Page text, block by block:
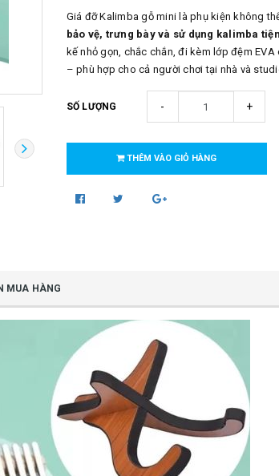
Giá đỡ Kalimba gỗ mini là phụ kiện không
bảo vệ, trưng bày và sử dụng kalimba
kế nhỏ gọn, chắc chắn, đi kèm lớp đệm
– phù hợp cho cả người chơi tại nhà và
SỐ LƯỢNG - +
THÊM VÀO GIỎ HÀNG
MUA HÀNG